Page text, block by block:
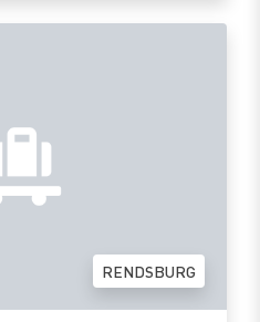
RENDSBURG